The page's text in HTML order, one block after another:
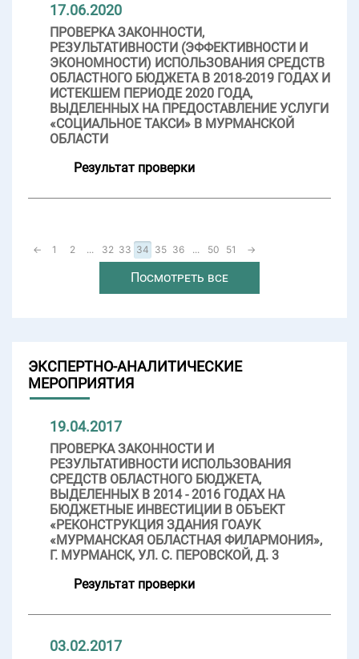
17.06.2020
ПРОВЕРКА ЗАКОННОСТИ,
РЕЗУЛЬТАТИВНОСТИ (ЭФФЕКТИВНОСТИ И
ЭКОНОМНОСТИ) ИСПОЛЬЗОВАНИЯ СРЕДСТВ
ОБЛАСТНОГО БЮДЖЕТА В 2018-2019 ГОДАХ И
ИСТЕКШЕМ ПЕРИОДЕ 2020 ГОДА,
ВЫДЕЛЕННЫХ НА ПРЕДОСТАВЛЕНИЕ УСЛУГИ
«СОЦИАЛЬНОЕ ТАКСИ» В МУРМАНСКОЙ
ОБЛАСТИ
Результат проверки
← 1 2 ... 32 33 34 35 36 ... 50 51 →
Посмотреть все
ЭКСПЕРТНО-АНАЛИТИЧЕСКИЕ
МЕРОПРИЯТИЯ
19.04.2017
ПРОВЕРКА ЗАКОННОСТИ И
РЕЗУЛЬТАТИВНОСТИ ИСПОЛЬЗОВАНИЯ
СРЕДСТВ ОБЛАСТНОГО БЮДЖЕТА,
ВЫДЕЛЕННЫХ В 2014 - 2016 ГОДАХ НА
БЮДЖЕТНЫЕ ИНВЕСТИЦИИ В ОБЪЕКТ
«РЕКОНСТРУКЦИЯ ЗДАНИЯ ГОАУК
«МУРМАНСКАЯ ОБЛАСТНАЯ ФИЛАРМОНИЯ»,
Г. МУРМАНСК, УЛ. С. ПЕРОВСКОЙ, Д. 3
Результат проверки
03.02.2017